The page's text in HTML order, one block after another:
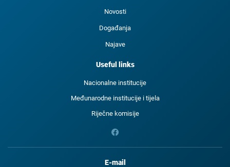
Novosti
Događanja
Najave
Useful links
Nacionalne institucije
Međunarodne institucije i tijela
Riječne komisije
E-mail